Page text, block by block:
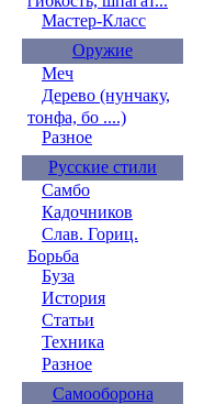
Мастер-Класс
Оружие
Меч
Дерево (нунчаку,
тонфа, бо ....)
Разное
Русские стили
Самбо
Кадочников
Слав. Гориц.
Борьба
Буза
История
Статьи
Техника
Разное
Самооборона